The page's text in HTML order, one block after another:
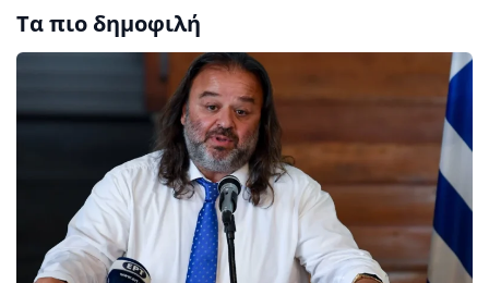
Τα πιο δημοφιλή